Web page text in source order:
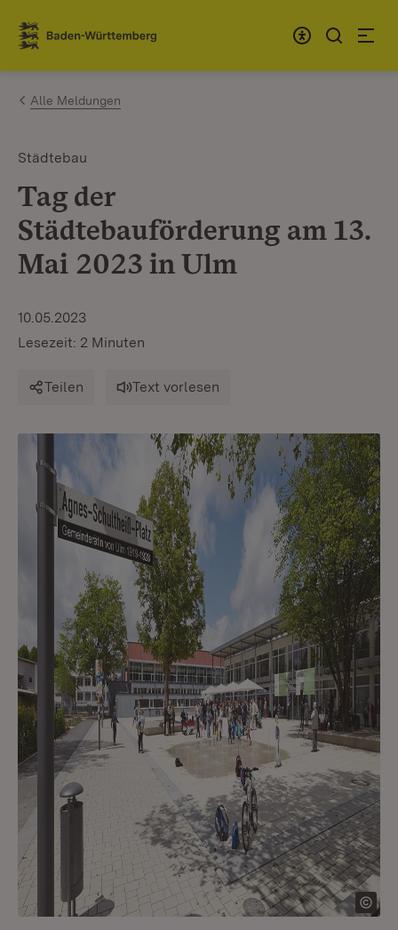
Zum Inhalt springen
Link zur Startseite
Alle Meldungen
Städtebau
Tag der
Städtebauförderung am 13.
Mai 2023 in Ulm
10.05.2023
Lesezeit: 2 Minuten
Teilen Text vorlesen